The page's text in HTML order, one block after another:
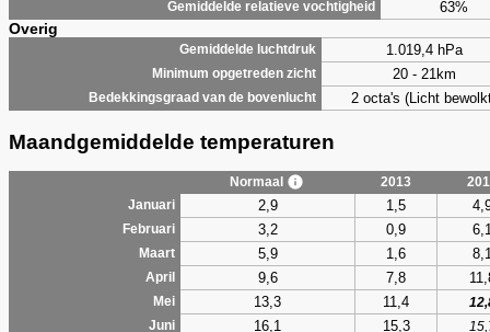
Gemiddelde relatieve vochtigheid 63%
Overig
Gemiddelde luchtdruk 1.019,4 hPa
Minimum opgetreden zicht 20 - 21km
Bedekkingsgraad van de bovenlucht 2 octa's (Licht
Maandgemiddelde temperaturen
Normaal 2013
Januari
2,9 1,5
Februari 3,2 0,9
Maart 5,9 1,6
April 9,6 7,8
Mei 13,3 11,4
Juni
16,1 15,3